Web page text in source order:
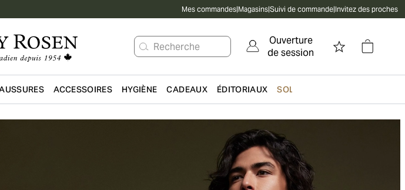
Mes commandes|Magasins|Suivi de commande|Invitez des proches
Recherche
Ouverture
de session
Passer au contenu principal
ACCESSOIRES HYGIÈNE CADEAUX ÉDITORIAUX SOLDES